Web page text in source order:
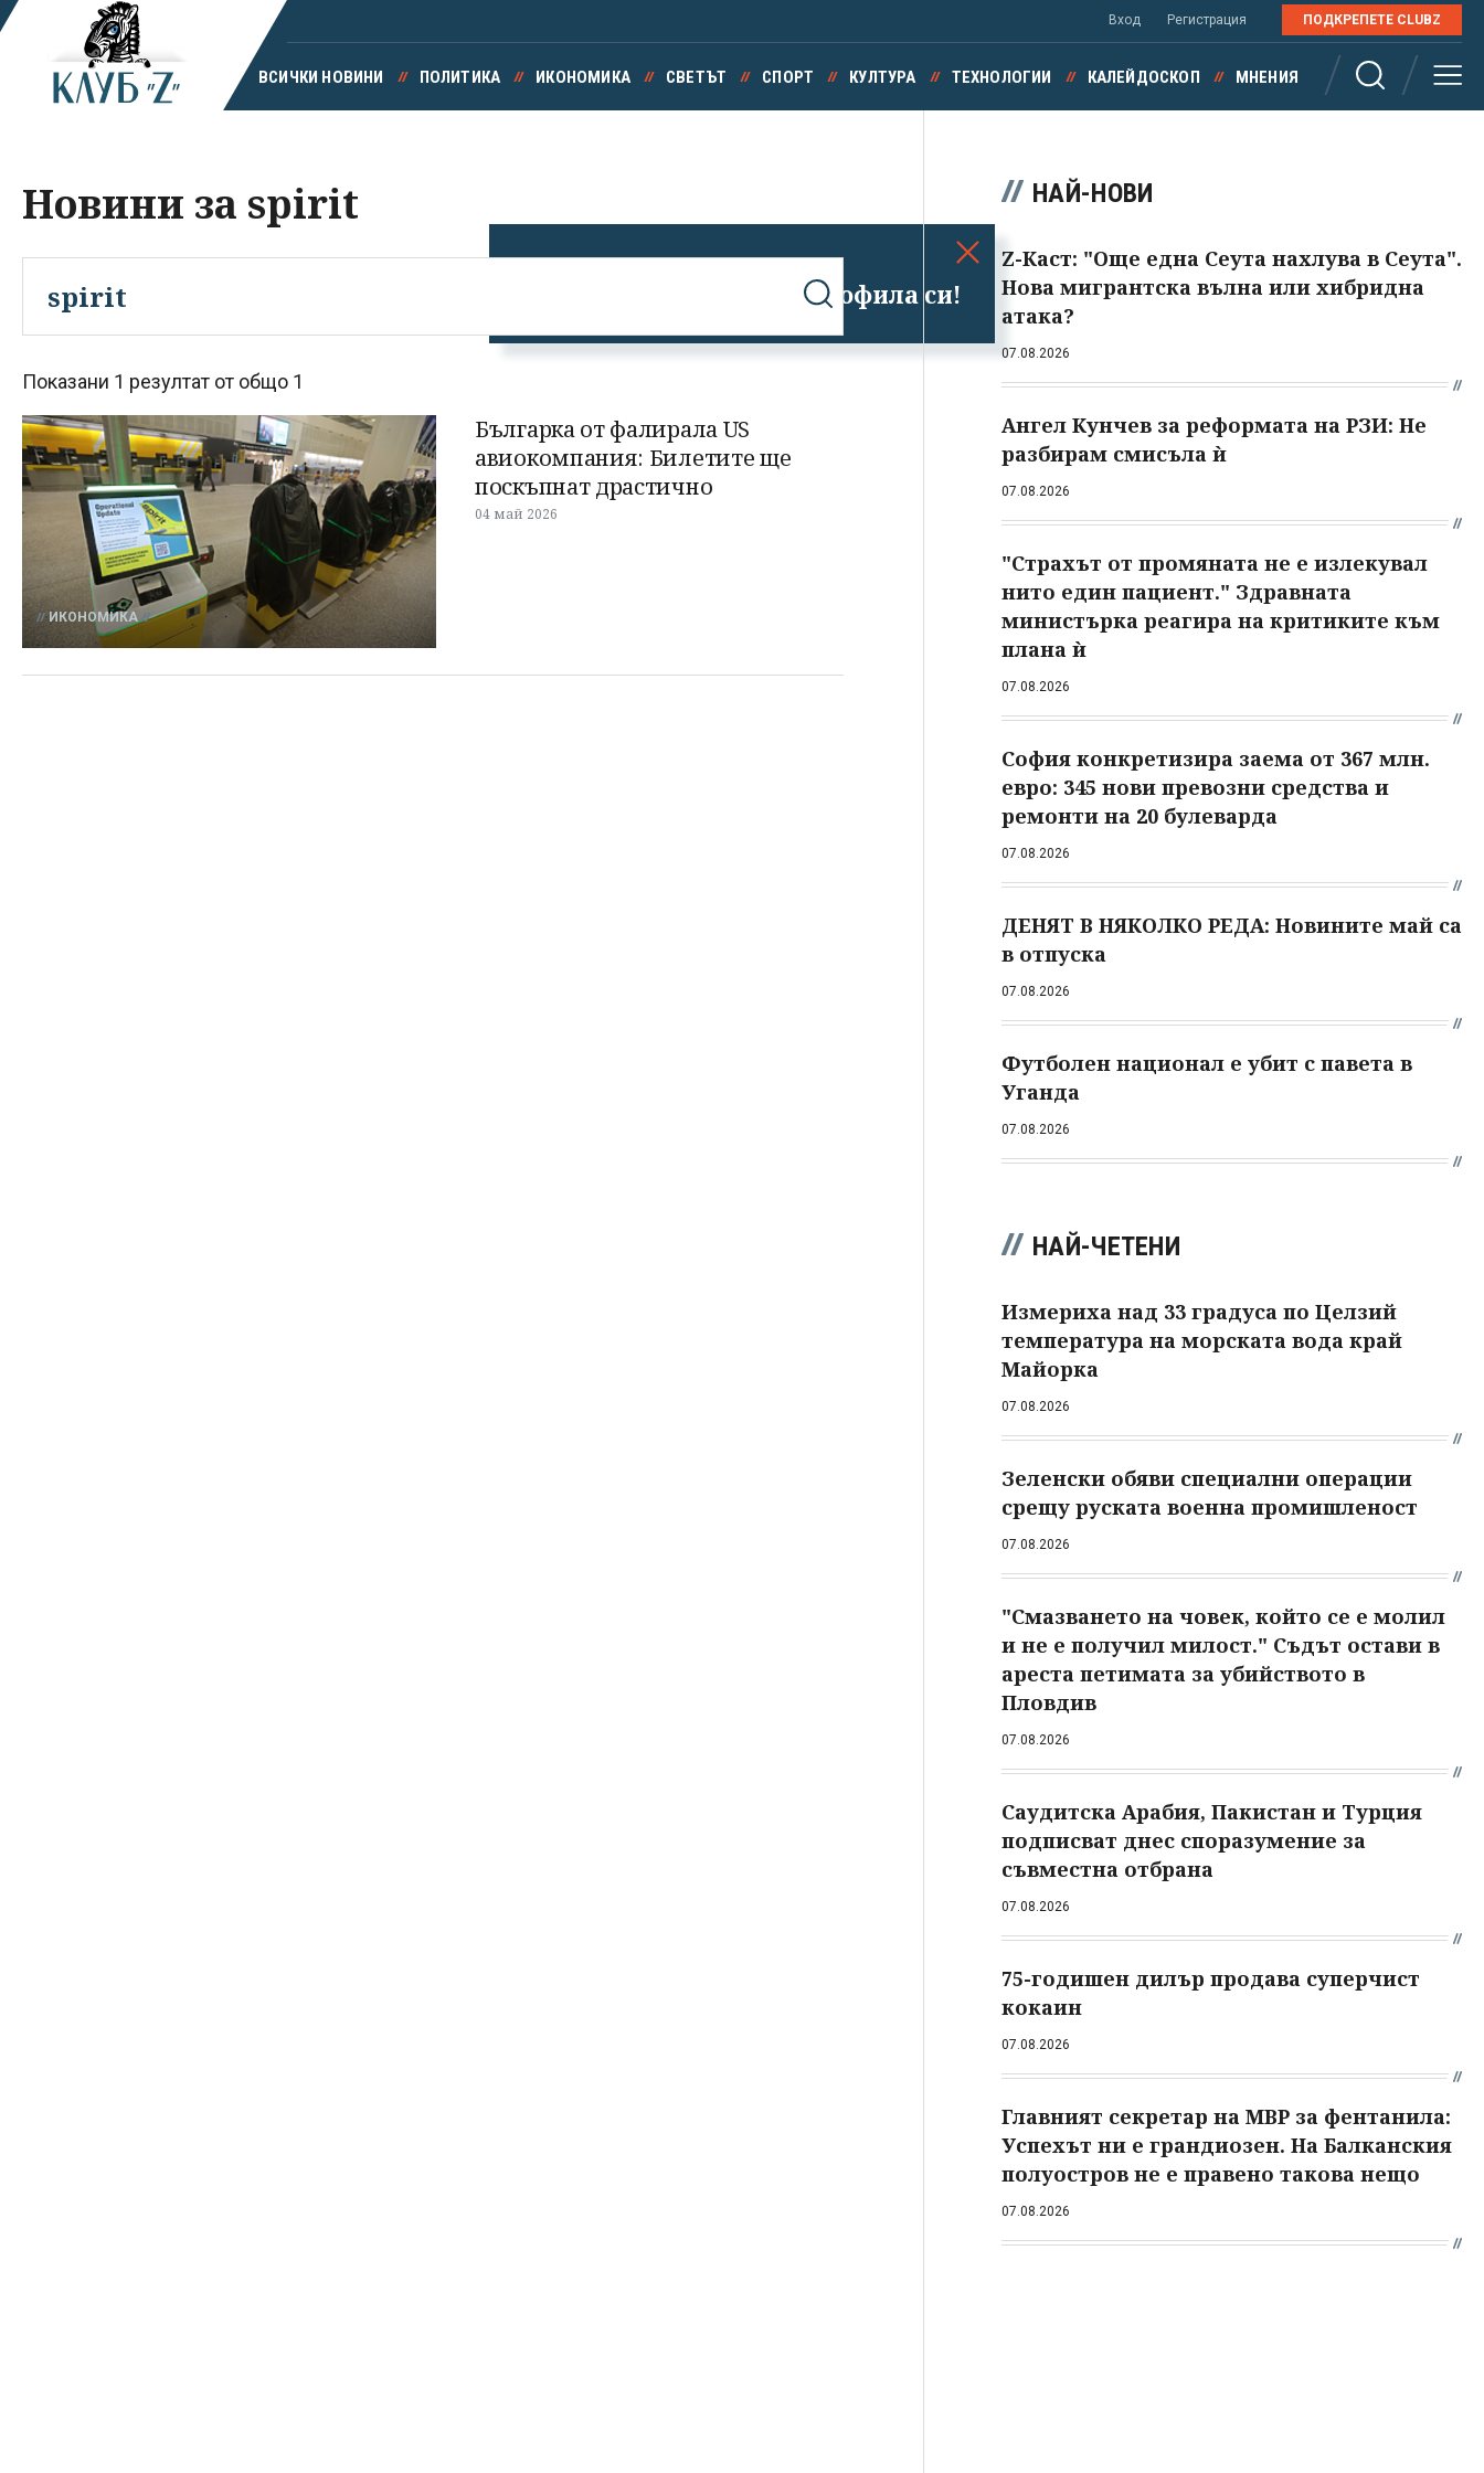
Успешно излязохте от профила си!
Вход Регистрация ПОДКРЕПЕТЕ CLUBZ
ВСИЧКИ НОВИНИ ПОЛИТИКА ИКОНОМИКА СВЕТЪТ СПОРТ КУЛТУРА ТЕХНОЛОГИИ КАЛЕЙДОСКОП МНЕНИЯ
Новини за spirit
Показани 1 резултат от общо 1
ИКОНОМИКА
Българка от фалирала US
авиокомпания: Билетите ще
поскъпнат драстично
04 май 2026
НАЙ-НОВИ
Z-Каст: "Още една Сеута нахлува в Сеута".
Нова мигрантска вълна или хибридна
атака?
07.08.2026
Ангел Кунчев за реформата на РЗИ: Не
разбирам смисъла ѝ
07.08.2026
"Страхът от промяната не е излекувал
нито един пациент." Здравната
министърка реагира на критиките към
плана ѝ
07.08.2026
София конкретизира заема от 367 млн.
евро: 345 нови превозни средства и
ремонти на 20 булеварда
07.08.2026
ДЕНЯТ В НЯКОЛКО РЕДА: Новините май са
в отпуска
07.08.2026
Футболен национал е убит с павета в
Уганда
07.08.2026
НАЙ-ЧЕТЕНИ
Измериха над 33 градуса по Целзий
температура на морската вода край
Майорка
07.08.2026
Зеленски обяви специални операции
срещу руската военна промишленост
07.08.2026
"Смазването на човек, който се е молил
и не е получил милост." Съдът остави в
ареста петимата за убийството в
Пловдив
07.08.2026
Саудитска Арабия, Пакистан и Турция
подписват днес споразумение за
съвместна отбрана
07.08.2026
75-годишен дилър продава суперчист
кокаин
07.08.2026
Главният секретар на МВР за фентанила:
Успехът ни е грандиозен. На Балканския
полуостров не е правено такова нещо
07.08.2026